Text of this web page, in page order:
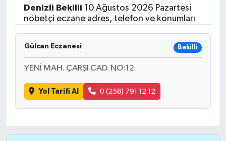
Denizli Bekilli 10 Ağustos 2026 Pazartesi
nöbetçi eczane adres, telefon ve konumları
Gülcan Eczanesi Bekilli
YENİ MAH. ÇARŞI CAD. NO:12
Yol Tarifi Al 0 (258) 791 12 12